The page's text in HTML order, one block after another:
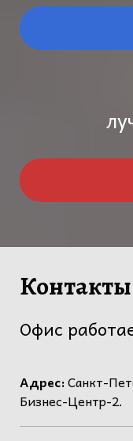
Контакты
Офис
Адрес:Санкт-
Бизнес-Центр-2.